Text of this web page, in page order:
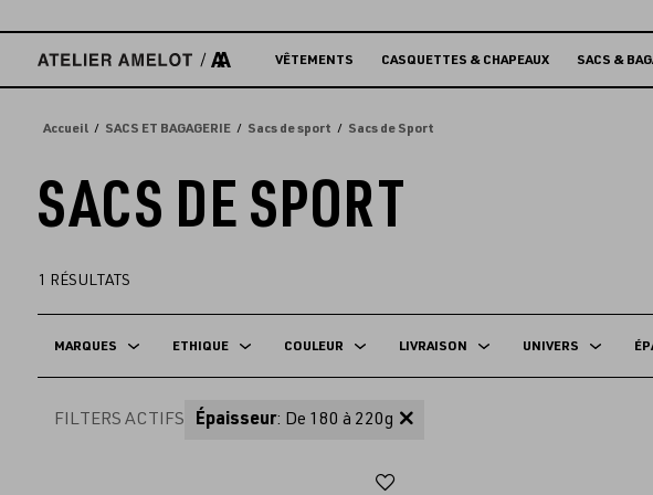
directement
contenu
VÊTEMENTS CASQUETTES & CHAPEAUX SACS &
Accueil SACS ET BAGAGERIE Sacs de sport Sacs de Sport
SACS DE SPORT
1 RÉSULTATS
MARQUES ETHIQUE COULEUR LIVRAISON UNIVERS
FILTERS ACTIFS Épaisseur: De 180 à 220g